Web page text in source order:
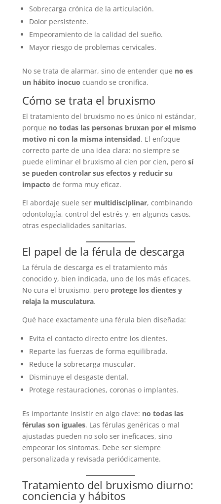
Sobrecarga crónica de la articulación.
Dolor persistente.
Empeoramiento de la calidad del sueño.
Mayor riesgo de problemas cervicales.
No se trata de alarmar, sino de entender que no es
un hábito inocuo cuando se cronifica.
Cómo se trata el bruxismo
El tratamiento del bruxismo no es único ni estándar,
porque no todas las personas bruxan por el mismo
motivo ni con la misma intensidad. El enfoque
correcto parte de una idea clara: no siempre se
puede eliminar el bruxismo al cien por cien, pero sí
se pueden controlar sus efectos y reducir su
impacto de forma muy eficaz.
El abordaje suele ser multidisciplinar, combinando
odontología, control del estrés y, en algunos casos,
otras especialidades sanitarias.
El papel de la férula de descarga
La férula de descarga es el tratamiento más
conocido y, bien indicada, uno de los más eficaces.
No cura el bruxismo, pero protege los dientes y
relaja la musculatura.
Qué hace exactamente una férula bien diseñada:
Evita el contacto directo entre los dientes.
Reparte las fuerzas de forma equilibrada.
Reduce la sobrecarga muscular.
Disminuye el desgaste dental.
Protege restauraciones, coronas o implantes.
Es importante insistir en algo clave: no todas las
férulas son iguales. Las férulas genéricas o mal
ajustadas pueden no solo ser ineficaces, sino
empeorar los síntomas. Debe ser siempre
personalizada y revisada periódicamente.
Tratamiento del bruxismo diurno:
conciencia y hábitos